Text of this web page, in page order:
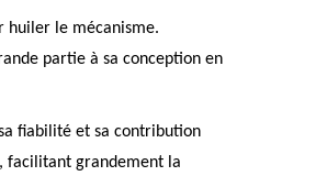
huiler le mécanisme.
partie à sa conception en
fiabilité et sa contribution
facilitant grandement la